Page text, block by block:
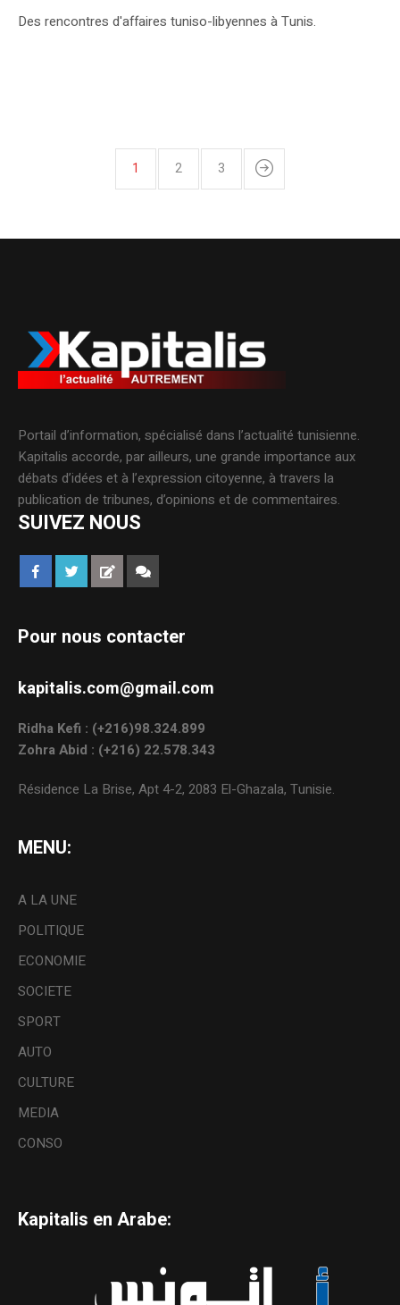
Des rencontres d'affaires tuniso-libyennes à Tunis.
1 2 3
Portail d’information, spécialisé dans l’actualité tunisienne.
Kapitalis accorde, par ailleurs, une grande importance aux
débats d’idées et à l’expression citoyenne, à travers la
publication de tribunes, d’opinions et de commentaires.
SUIVEZ NOUS
Pour nous contacter
kapitalis.com@gmail.com
Ridha Kefi : (+216)98.324.899
Zohra Abid : (+216) 22.578.343
Résidence La Brise, Apt 4-2, 2083 El-Ghazala, Tunisie.
MENU:
A LA UNE
POLITIQUE
ECONOMIE
SOCIETE
SPORT
AUTO
CULTURE
MEDIA
CONSO
Kapitalis en Arabe: